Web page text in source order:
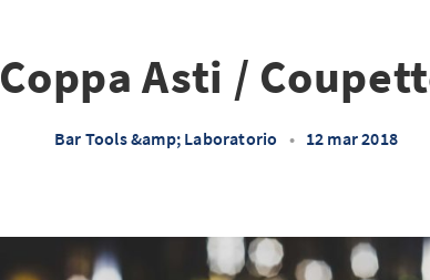
Coppa Asti /
Bar Tools &amp; Laboratorio • 12 mar 2018